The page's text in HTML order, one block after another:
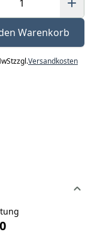
Warenkorb
zzgl.Versandkosten
0